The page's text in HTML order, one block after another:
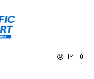
0